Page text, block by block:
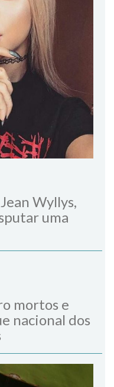
Wyllys,
uma
mortos e
nacional dos